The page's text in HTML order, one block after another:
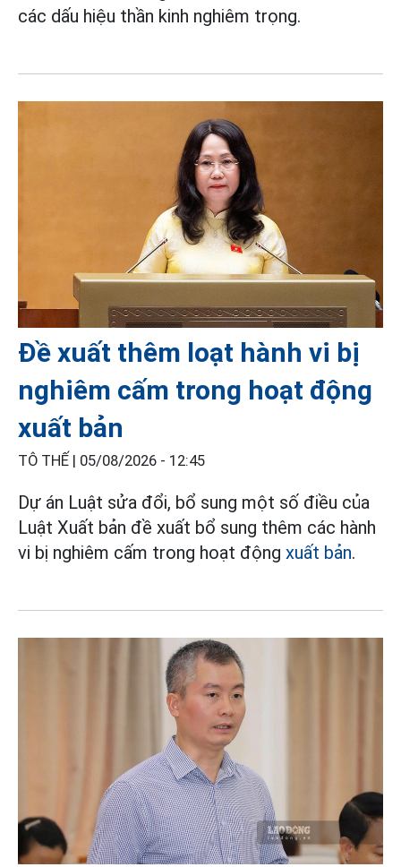
các dấu hiệu thần kinh nghiêm trọng.
Đề xuất thêm loạt hành vi bị
nghiêm cấm trong hoạt động
xuất bản
TÔ THẾ | 05/08/2026 - 12:45
Dự án Luật sửa đổi, bổ sung một số điều của
Luật Xuất bản đề xuất bổ sung thêm các hành
vi bị nghiêm cấm trong hoạt động xuất bản.